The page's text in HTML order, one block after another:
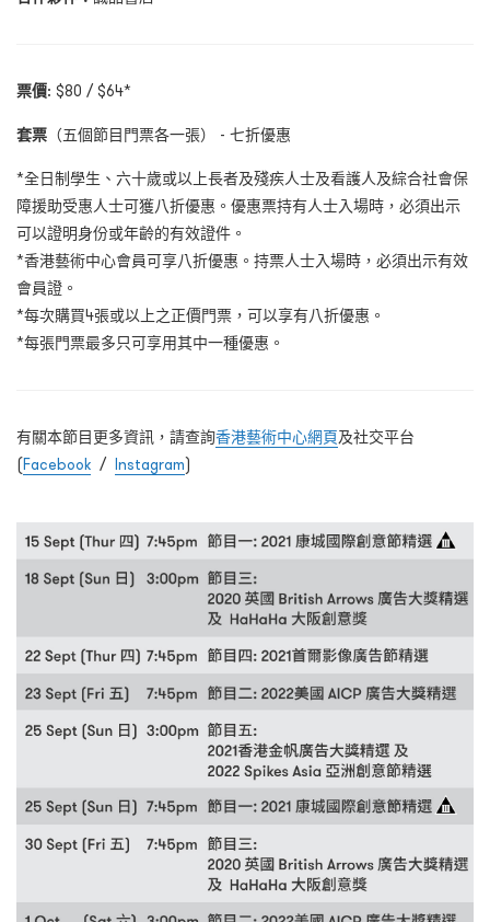
票價: $80 / $64*
套票 （五個節目門票各一張） - 七折優惠
*全日制學生、六十歲或以上長者及殘疾人士及看護人及綜合社會保
障援助受惠人士可獲八折優惠。優惠票持有人士入場時，必須出示
可以證明身份或年齡的有效證件。
*香港藝術中心會員可享八折優惠。持票人士入場時，必須出示有效
會員證。
*每次購買4張或以上之正價門票，可以享有八折優惠。
*每張門票最多只可享用其中一種優惠。
有關本節目更多資訊，請查詢香港藝術中心網頁及社交平台
(Facebook / Instagram)